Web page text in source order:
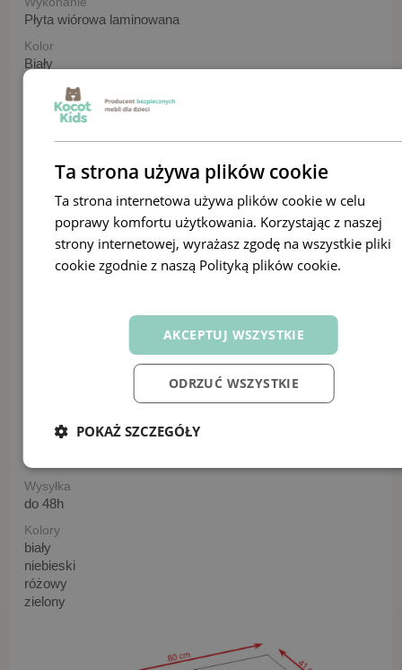
Płyta wiórowa laminowana
Kolor
Biały
Grubość płyty
18 mm
Szerokość
41 | 80 cm
Wysokość
81 | 80,5 cm
Wysokość frontu szuflady
Maksymalne obciążenie
Wysyłka
do 48h
Kolory
biały
niebieski
różowy
zielony
Ta strona używa plików cookie
Ta strona internetowa używa plików cookie w celu
poprawy komfortu użytkowania. Korzystając z naszej
strony internetowej, wyrażasz zgodę na wszystkie pliki
cookie zgodnie z naszą Polityką plików cookie.
AKCEPTUJ WSZYSTKIE
ODRZUĆ WSZYSTKIE
POKAŻ SZCZEGÓŁY